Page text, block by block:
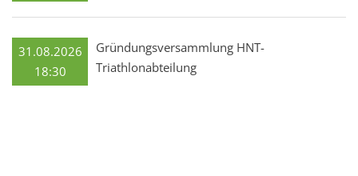
31.08.2026
18:30
Gründungsversammlung HNT-
Triathlonabteilung